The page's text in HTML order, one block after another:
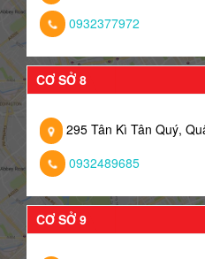
0932377972
CƠ SỞ 8
295 Tân Kì Tân Quý,
0932489685
CƠ SỞ 9